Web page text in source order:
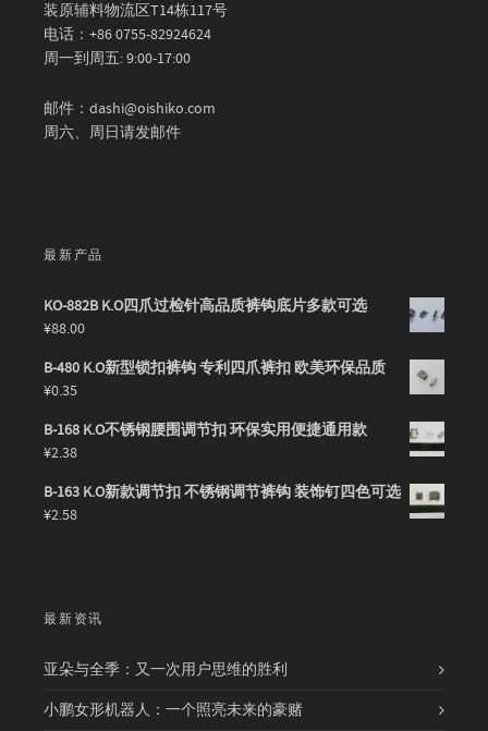
装原辅料物流区T14栋117号
电话：+86 0755-82924624
周一到周五: 9:00-17:00
邮件：dashi@oishiko.com
周六、周日请发邮件
最新产品
KO-882B K.O四爪过检针高品质裤钩底片多款可选
¥88.00
B-480 K.O新型锁扣裤钩 专利四爪裤扣 欧美环保品质
¥0.35
B-168 K.O不锈钢腰围调节扣 环保实用便捷通用款
¥2.38
B-163 K.O新款调节扣 不锈钢调节裤钩 装饰钉四色可选
¥2.58
最新资讯
亚朵与全季：又一次用户思维的胜利
小鹏女形机器人：一个照亮未来的豪赌